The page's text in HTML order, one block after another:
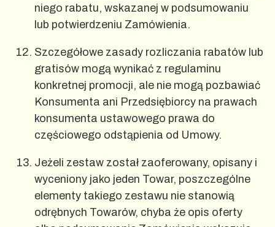
niego rabatu, wskazanej w podsumowaniu
lub potwierdzeniu Zamówienia.
Szczegółowe zasady rozliczania rabatów lub
gratisów mogą wynikać z regulaminu
konkretnej promocji, ale nie mogą pozbawiać
Konsumenta ani Przedsiębiorcy na prawach
konsumenta ustawowego prawa do
częściowego odstąpienia od Umowy.
Jeżeli zestaw został zaoferowany, opisany i
wyceniony jako jeden Towar, poszczególne
elementy takiego zestawu nie stanowią
odrębnych Towarów, chyba że opis oferty